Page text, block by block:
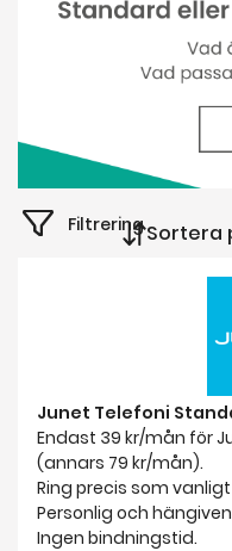
FiltreringSortera
Junet Telefoni
Endast 39 kr/mån för
(annars 79 kr/mån).
Ring precis som
Personlig och
Ingen bindningstid.